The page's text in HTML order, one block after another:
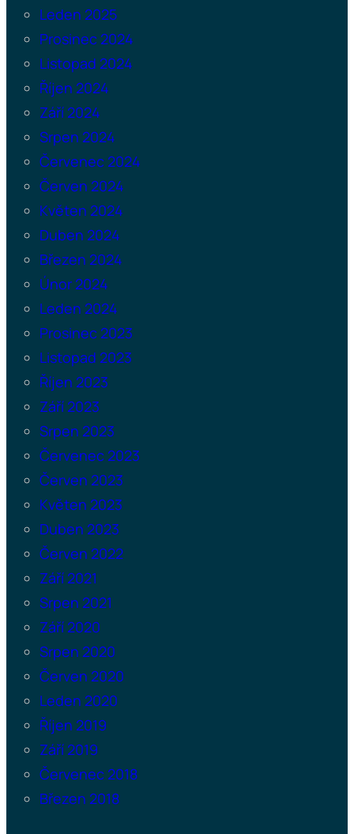
Leden 2025
Prosinec 2024
Listopad 2024
Říjen 2024
Září 2024
Srpen 2024
Červenec 2024
Červen 2024
Květen 2024
Duben 2024
Březen 2024
Únor 2024
Leden 2024
Prosinec 2023
Listopad 2023
Říjen 2023
Září 2023
Srpen 2023
Červenec 2023
Červen 2023
Květen 2023
Duben 2023
Červen 2022
Září 2021
Srpen 2021
Září 2020
Srpen 2020
Červen 2020
Leden 2020
Říjen 2019
Září 2019
Červenec 2018
Březen 2018